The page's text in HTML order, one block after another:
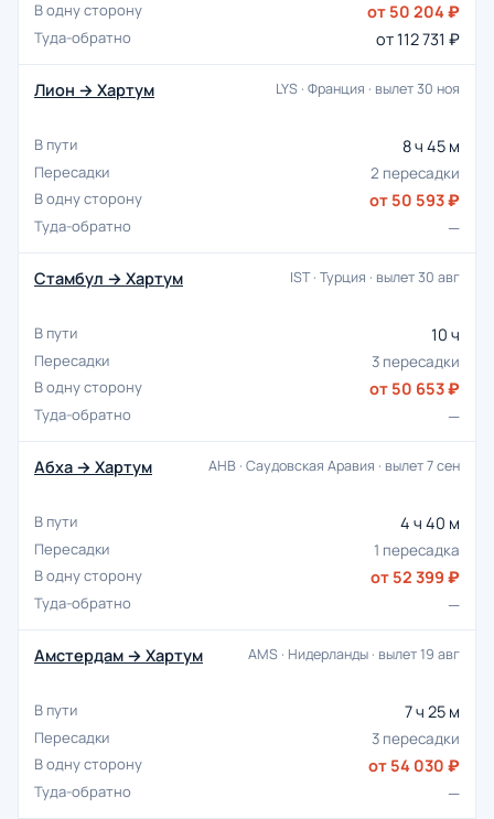
от 50 204 ₽
от 112 731 ₽
Лион → Хартум LYS · Франция · вылет 30 ноя
8 ч 45 м
2 пересадки
от 50 593 ₽
—
Стамбул → Хартум IST · Турция · вылет 30 авг
10 ч
3 пересадки
от 50 653 ₽
—
Абха → Хартум AHB · Саудовская Аравия · вылет 7 сен
4 ч 40 м
1 пересадка
от 52 399 ₽
—
Амстердам → Хартум AMS · Нидерланды · вылет 19 авг
7 ч 25 м
3 пересадки
от 54 030 ₽
—